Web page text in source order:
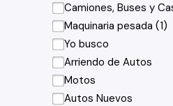
Camiones, Buses y
Maquinaria pesada (1)
Yo busco
Arriendo de Autos
Motos
Autos Nuevos